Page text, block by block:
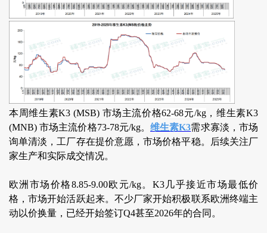
本周维生素K3 (MSB) 市场主流价格62-68元/kg，维生素K3
(MNB) 市场主流价格73-78元/kg。维生素K3需求寡淡，市场
询单清淡，工厂存在提价意愿，市场价格平稳。后续关注厂
家生产和实际成交情况。
欧洲市场价格8.85-9.00欧元/kg。K3几乎接近市场最低价
格，市场开始活跃起来。不少厂家开始积极联系欧洲终端主
动以价换量，已经开始签订Q4甚至2026年的合同。